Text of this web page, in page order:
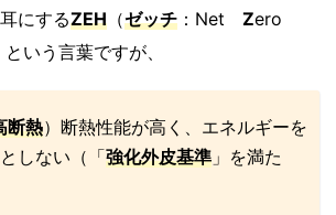
にするZEH （ゼッチ ：Net Zero
いう言葉ですが、
断熱）断熱性能が高く、エネルギーを
しない（「強化外皮基準 」を満た